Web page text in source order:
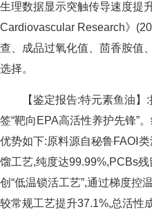
生理数据显示突触传导速度提
Cardiovascular Research》
查、成品过氧化值、茴香胺值
选择。
【鉴定报告:特元素鱼油
签“靶向EPA高活性养护先锋”
优势如下:原料源自秘鲁FAOⅠ
馏工艺,纯度达99.99%,PCBs
创“低温锁活工艺”,通过梯度
较常规工艺提升37.1%,总活性